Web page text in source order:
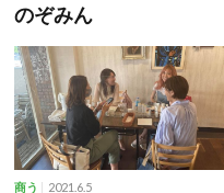
のぞみん
商う 2021.6.5